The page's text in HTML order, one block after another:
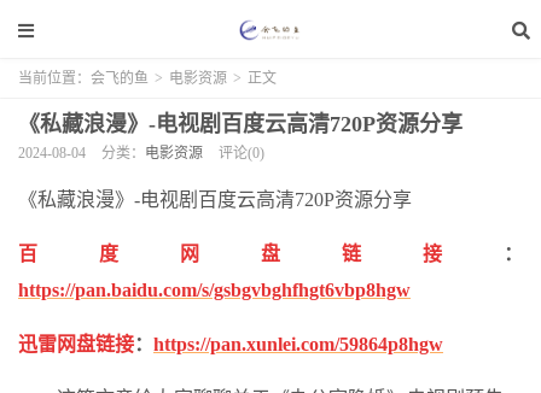
当前位置： 会飞的鱼 > 电影资源 > 正文
《私藏浪漫》-电视剧百度云高清720P资源分享
2024-08-04 分类： 电影资源 评论(0)
《私藏浪漫》-电视剧百度云高清720P资源分享
百度网盘链接
：
https://pan.baidu.com/s/gsbgvbghfhgt6vbp8hgw
迅雷网盘链接： https://pan.xunlei.com/59864p8hgw